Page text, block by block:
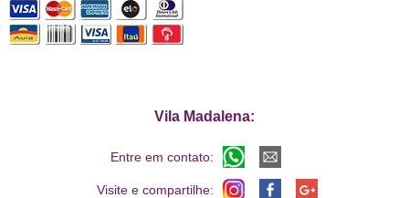
Vila Madalena:
Entre em contato:
Visite e compartilhe: